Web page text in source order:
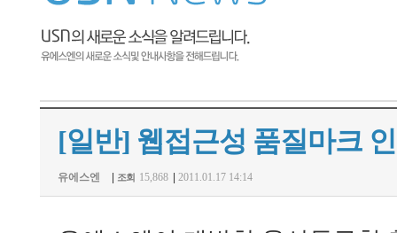
[일반] 웹접근성 품질마크
유에스엔 조회 15,868 2011.01.17 14:14